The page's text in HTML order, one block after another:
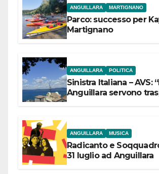
ANGUILLARA MARTIGNANO
Parco: successo per
Martignano
ANGUILLARA POLITICA
Sinistra Italiana – AVS:
Anguillara servono
ANGUILLARA MUSICA
Radicanto e
31 luglio ad Anguillara